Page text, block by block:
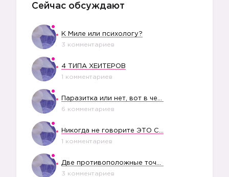
Сейчас обсуждают
К Миле или психологу?
3 комментариев
4 ТИПА ХЕЙТЕРОВ
1 комментариев
6 комментариев
1 комментариев
3 комментариев